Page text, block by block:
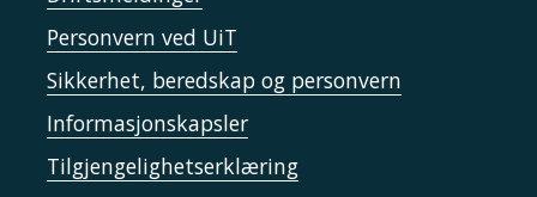
Personvern ved UiT
Sikkerhet, beredskap og personvern
Informasjonskapsler
Tilgjengelighetserklæring